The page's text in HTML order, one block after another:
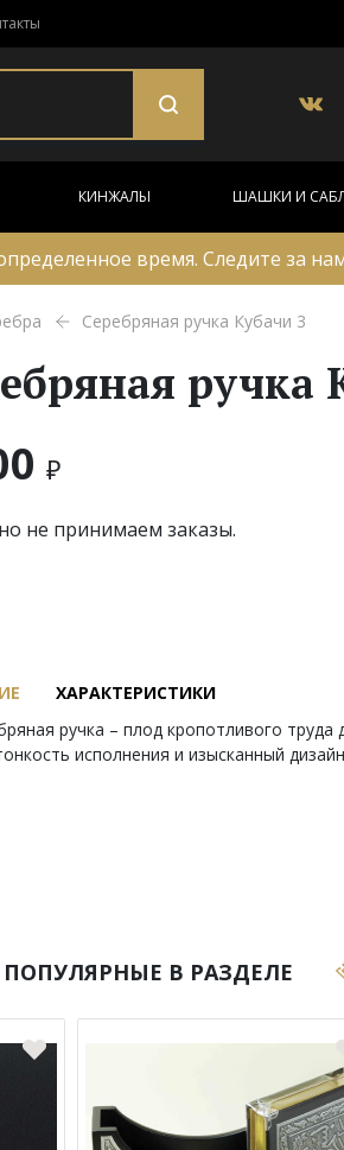
КИНЖАЛЫ ШАШКИ И
время. Следите за
Серебряная ручка Кубачи 3
ручка
₽
не принимаем заказы.
ХАРАКТЕРИСТИКИ
ручка – плод кропотливого труда
исполнения и изысканный
ПОПУЛЯРНЫЕ В РАЗДЕЛЕ